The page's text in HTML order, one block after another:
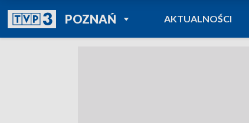
POZNAŃPOWRÓT DO
TVP REGIONY
AKTUALNOŚCI